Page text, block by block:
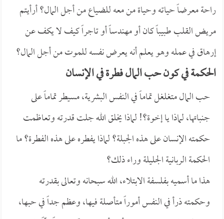
راحة معرضاً حياته وحياة من معه للضياع من أجل المال؟ أرأيتم
مريض القلب طبيباً كان أو مهندساً أو تاجراً كيف لا يكف عن
إرهاق في عمله وهو يعلم أنه يعرض نفسه للموت من أجل المال؟
الحكمة في كون حب المال فطرة في الإنسان
حب المال متغلغل تماماً في النفس البشرية، مسيطر تماماً على
جنباتها، لماذا يا إخوة؟! لماذا يخلق الله جلت قدرته وتعاظمت
حكمته الإنسان على هذه الجبلة؟ لماذا يفطره على هذه الفطرة؟ ما
الحكمة الربانية الجليلة وراء ذلك؟
هذا ما أسميه بفلسفة الابتلاء، الله سبحانه وتعالى بقدرته
وحكمته ذرأ في النفس أموراً متأصلة فيها، وعظم جداً في حبها،